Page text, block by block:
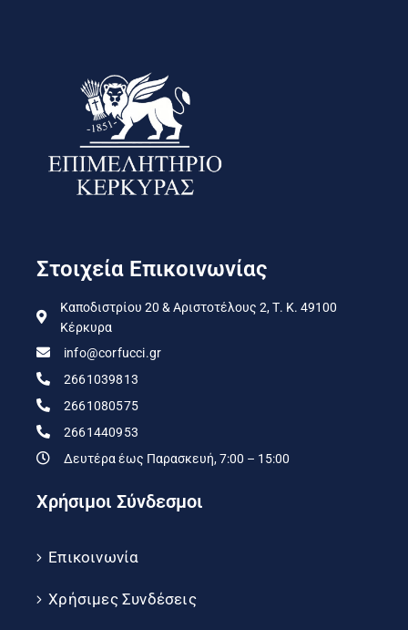
Στοιχεία Επικοινωνίας
Καποδιστρίου 20 & Αριστοτέλους 2, Τ. Κ. 49100
Κέρκυρα
info@corfucci.gr
2661039813
2661080575
2661440953
Δευτέρα έως Παρασκευή, 7:00 – 15:00
Χρήσιμοι Σύνδεσμοι
Επικοινωνία
Χρήσιμες Συνδέσεις